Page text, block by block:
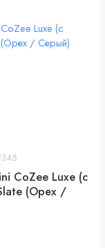
CoZee Luxe (с
(Орех /